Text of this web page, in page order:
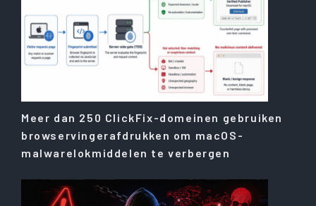
Meer dan 250 ClickFix-domeinen gebruiken
browservingerafdrukken om macOS-
malwarelokmiddelen te verbergen